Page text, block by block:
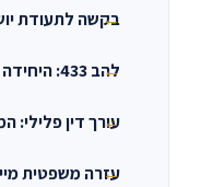
בקשה לתעודת
להב 433: היחידה ללחימה בפשיעה חמורה
עורך דין פלילי:
עזרה משפטית